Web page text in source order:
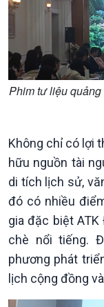
Chính trị
Chính phủ với
Quốc hội với cử tri
Xây dựng đảng
Phim tư liệu
Không chỉ có lợi
hữu nguồn tài
di tích lịch sử,
đó có nhiều
gia đặc biệt
chè nổi tiếng.
phương phát
lịch cộng đồng